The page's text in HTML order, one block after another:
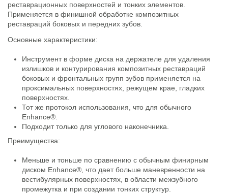
реставрационных поверхностей и тонких элементов.
Применяется в финишной обработке композитных
реставраций боковых и передних зубов.
Основные характеристики:
Инструмент в форме диска на держателе для удаления
излишков и контурирования композитных реставраций
боковых и фронтальных групп зубов применяется на
проксимальных поверхностях, режущем крае, гладких
поверхностях.
Тот же протокол использования, что для обычного
Enhance®.
Подходит только для углового наконечника.
Преимущества:
Меньше и тоньше по сравнению с обычным финирным
диском Enhance®, что дает больше маневренности на
вестибулярных поверхностях, в области межзубного
промежутка и при создании тонких структур.